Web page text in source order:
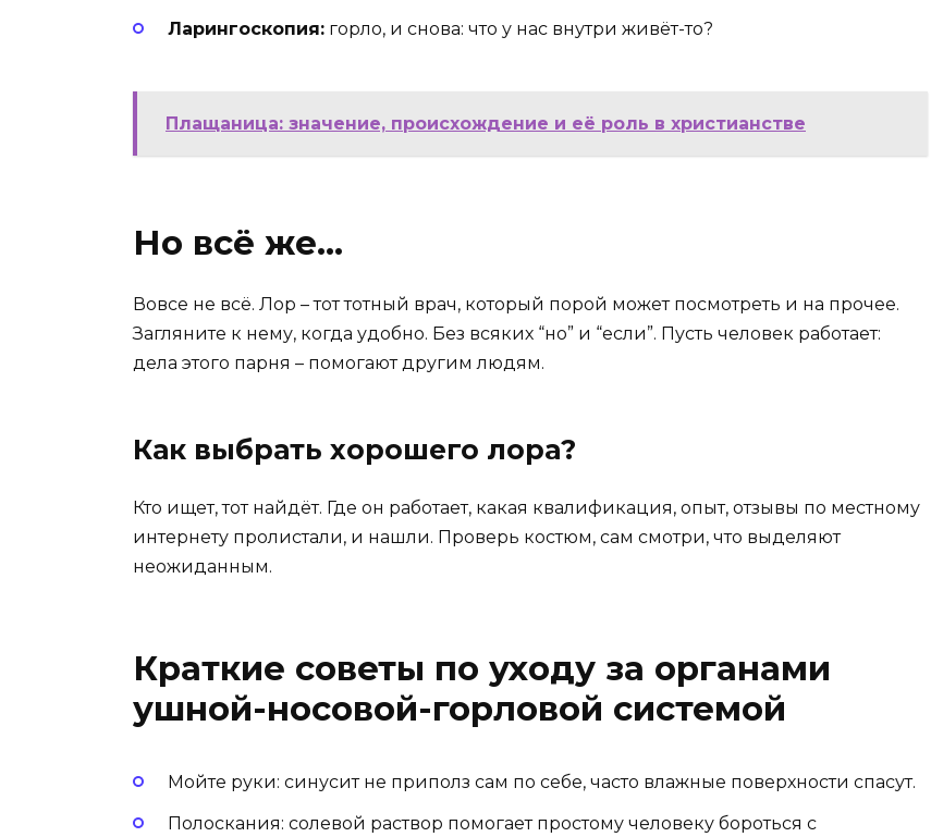
Ларингоскопия: горло, и снова: что у нас внутри живёт-то?
Плащаница: значение, происхождение и её роль в христианстве
Но всё же…
Вовсе не всё. Лор – тот тотный врач, который порой может посмотреть и на прочее.
Загляните к нему, когда удобно. Без всяких “но” и “если”. Пусть человек работает:
дела этого парня – помогают другим людям.
Как выбрать хорошего лора?
Кто ищет, тот найдёт. Где он работает, какая квалификация, опыт, отзывы по местному
интернету пролистали, и нашли. Проверь костюм, сам смотри, что выделяют
неожиданным.
Краткие советы по уходу за органами
ушной-носовой-горловой системой
Мойте руки: синусит не приполз сам по себе, часто влажные поверхности спасут.
Полоскания: солевой раствор помогает простому человеку бороться с